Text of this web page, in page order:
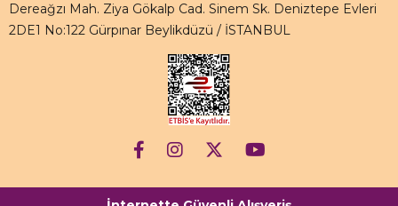
Dereağzı Mah. Ziya Gökalp Cad. Sinem Sk. Deniztepe Evleri
2DE1 No:122 Gürpınar Beylikdüzü / İSTANBUL